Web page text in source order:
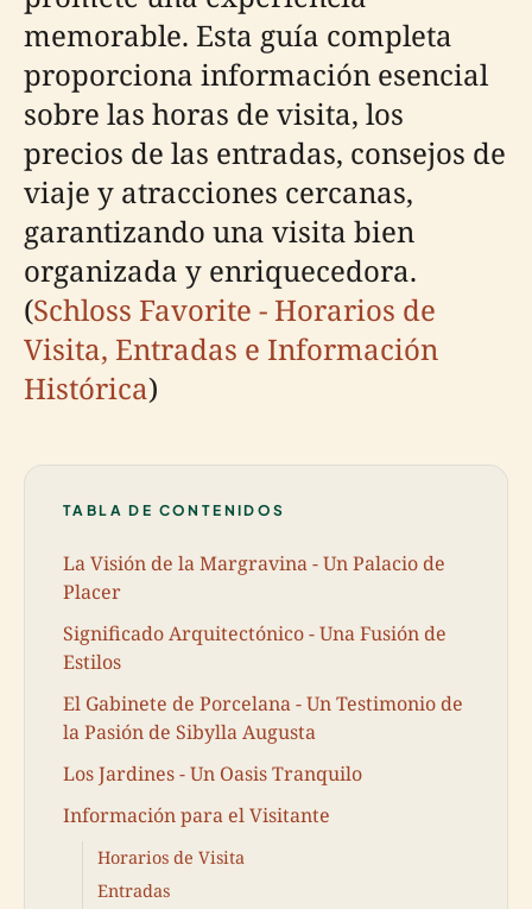
memorable. Esta guía completa
proporciona información esencial
sobre las horas de visita, los
precios de las entradas, consejos de
viaje y atracciones cercanas,
garantizando una visita bien
organizada y enriquecedora.
(Schloss Favorite - Horarios de
Visita, Entradas e Información
Histórica)
TABLA DE CONTENIDOS
La Visión de la Margravina - Un Palacio de
Placer
Significado Arquitectónico - Una Fusión de
Estilos
El Gabinete de Porcelana - Un Testimonio de
la Pasión de Sibylla Augusta
Los Jardines - Un Oasis Tranquilo
Información para el Visitante
Horarios de Visita
Entradas